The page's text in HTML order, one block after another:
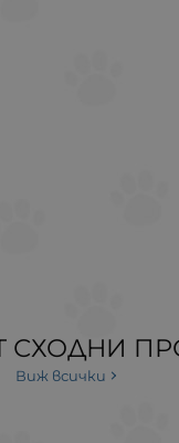
СХОДНИ
Виж всички